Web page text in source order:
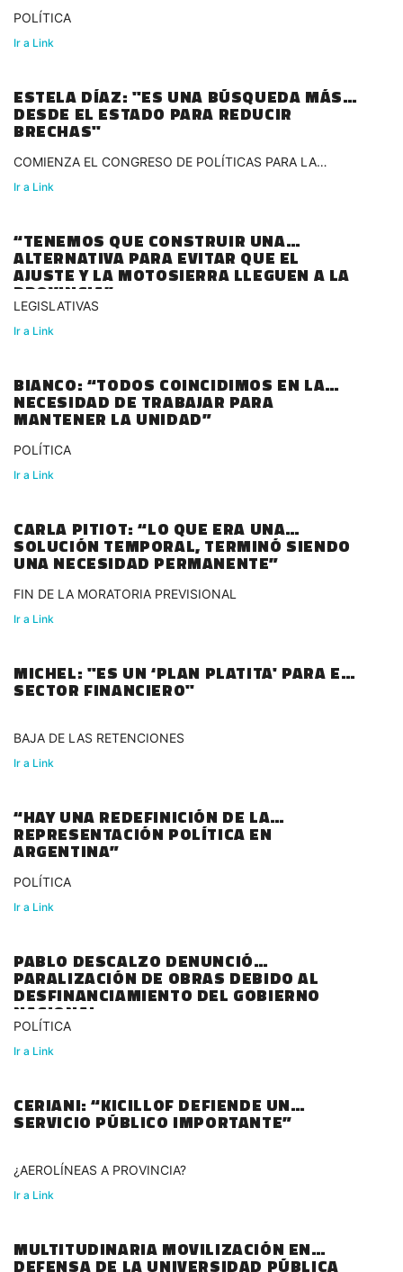
POLÍTICA
Ir a Link
ESTELA DÍAZ: "ES UNA BÚSQUEDA MÁS
DESDE EL ESTADO PARA REDUCIR
BRECHAS"
COMIENZA EL CONGRESO DE POLÍTICAS PARA LA
IGUALDAD
Ir a Link
“TENEMOS QUE CONSTRUIR UNA
ALTERNATIVA PARA EVITAR QUE EL
AJUSTE Y LA MOTOSIERRA LLEGUEN A LA
PROVINCIA”
LEGISLATIVAS
Ir a Link
BIANCO: “TODOS COINCIDIMOS EN LA
NECESIDAD DE TRABAJAR PARA
MANTENER LA UNIDAD”
POLÍTICA
Ir a Link
CARLA PITIOT: “LO QUE ERA UNA
SOLUCIÓN TEMPORAL, TERMINÓ SIENDO
UNA NECESIDAD PERMANENTE”
FIN DE LA MORATORIA PREVISIONAL
Ir a Link
MICHEL: "ES UN ‘PLAN PLATITA' PARA EL
SECTOR FINANCIERO"
BAJA DE LAS RETENCIONES
Ir a Link
“HAY UNA REDEFINICIÓN DE LA
REPRESENTACIÓN POLÍTICA EN
ARGENTINA”
POLÍTICA
Ir a Link
PABLO DESCALZO DENUNCIÓ
PARALIZACIÓN DE OBRAS DEBIDO AL
DESFINANCIAMIENTO DEL GOBIERNO
NACIONAL
POLÍTICA
Ir a Link
CERIANI: “KICILLOF DEFIENDE UN
SERVICIO PÚBLICO IMPORTANTE”
¿AEROLÍNEAS A PROVINCIA?
Ir a Link
MULTITUDINARIA MOVILIZACIÓN EN
DEFENSA DE LA UNIVERSIDAD PÚBLICA